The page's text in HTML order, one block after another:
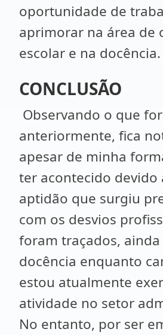
oportunidade de
aprimorar na área de
escolar e na docência.
CONCLUSÃO
Observando o que
anteriormente, fica
apesar de minha
ter acontecido devido
aptidão que surgiu
com os desvios
foram traçados,
docência enquanto
estou atualmente
atividade no setor
No entanto, por ser